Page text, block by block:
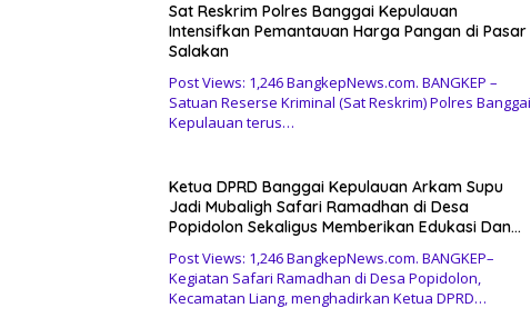
Sat Reskrim Polres Banggai Kepulauan
Intensifkan Pemantauan Harga Pangan di Pasar
Salakan
Post Views: 1,246 BangkepNews.com. BANGKEP –
Satuan Reserse Kriminal (Sat Reskrim) Polres Banggai
Kepulauan terus…
Ketua DPRD Banggai Kepulauan Arkam Supu
Jadi Mubaligh Safari Ramadhan di Desa
Popidolon Sekaligus Memberikan Edukasi Dan
Post Views: 1,246 BangkepNews.com. BANGKEP–
Kegiatan Safari Ramadhan di Desa Popidolon,
Kecamatan Liang, menghadirkan Ketua DPRD…